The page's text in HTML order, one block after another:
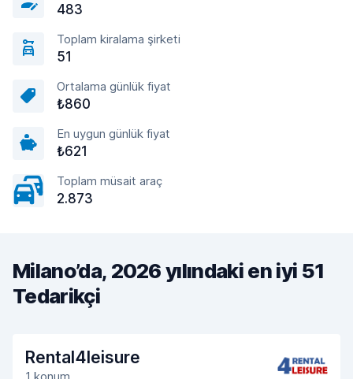
483
Toplam kiralama şirketi
51
Ortalama günlük fiyat
₺860
En uygun günlük fiyat
₺621
Toplam müsait araç
2.873
Milano’da, 2026 yılındaki en iyi 51
Tedarikçi
Rental4leisure